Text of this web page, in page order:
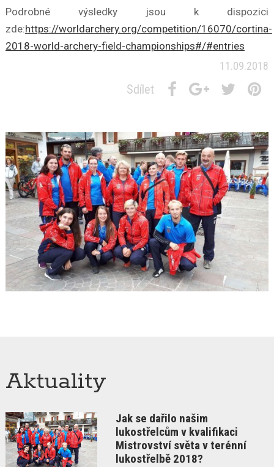
Podrobné výsledky jsou k dispozici
zde:https://worldarchery.org/competition/16070/cortina-
2018-world-archery-field-championships#/#entries
11.09.2018
Sdílet
Aktuality
Jak se dařilo našim
lukostřelcům v kvalifikaci
Mistrovství světa v terénní
lukostřelbě 2018?